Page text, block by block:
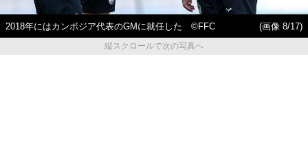
2018年にはカンボジア代表のGMに就任した ©FFC
(画像 8/17)
縦スクロールで次の写真へ